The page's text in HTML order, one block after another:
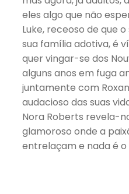
eles algo que não
Luke, receoso de que
sua família adotiva, é
quer vingar-se dos
alguns anos em fuga
juntamente com
audacioso das suas
Nora Roberts revela-
glamoroso onde a
entrelaçam e nada é